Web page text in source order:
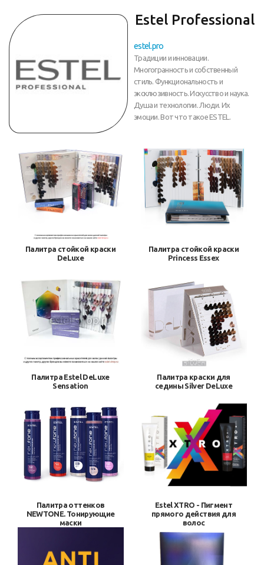
Estel Professional
estel.pro
Традиции и инновации.
Многогранность и собственный
стиль. Функциональность и
эксклюзивность. Искусство и наука.
Душа и технологии. Люди. Их
эмоции. Вот что такое ESTEL.
Палитра стойкой краски
DeLuxe
Палитра стойкой краски
Princess Essex
Палитра Estel DeLuxe
Sensation
Палитра краски для
седины Silver DeLuxe
Палитра оттенков
NEWTONE. Тонирующие
маски
Estel XTRO - Пигмент
прямого действия для
волос